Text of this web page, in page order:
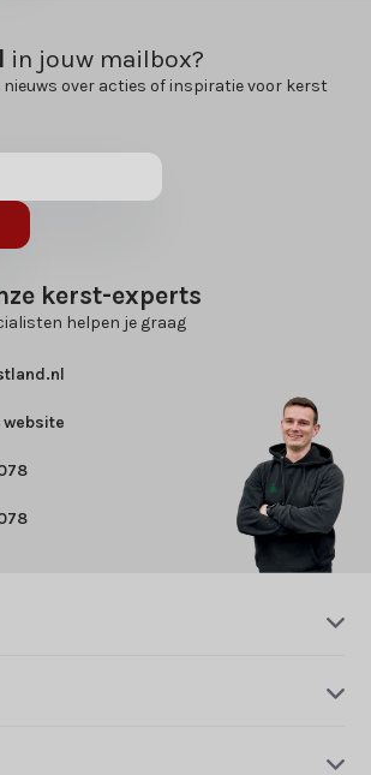
in jouw mailbox?
over acties of inspiratie voor kerst
kerst-experts
helpen je graag
website